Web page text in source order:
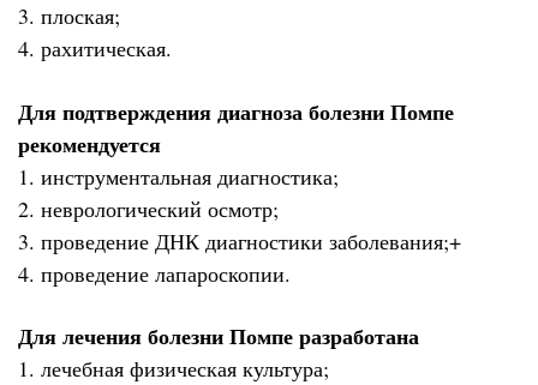
3. плоская;
4. рахитическая.
Для подтверждения диагноза болезни Помпе
рекомендуется
1. инструментальная диагностика;
2. неврологический осмотр;
3. проведение ДНК диагностики заболевания;+
4. проведение лапароскопии.
Для лечения болезни Помпе разработана
1. лечебная физическая культура;